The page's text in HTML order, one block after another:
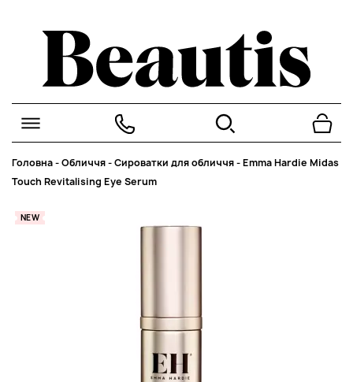
Головна-Обличчя-Сироватки для обличчя-Emma Hardie Midas
Touch Revitalising Eye Serum
NEW